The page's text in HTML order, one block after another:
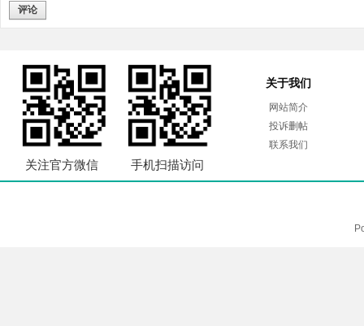
评论
关注官方微信 手机扫描访问
关于我们
网站简介
投诉删帖
联系我们